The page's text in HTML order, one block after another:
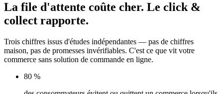
La file d'attente coûte cher. Le click &
collect rapporte.
Trois chiffres issus d'études indépendantes — pas de chiffres
maison, pas de promesses invérifiables. C'est ce que vit votre
commerce sans solution de commande en ligne.
80 %